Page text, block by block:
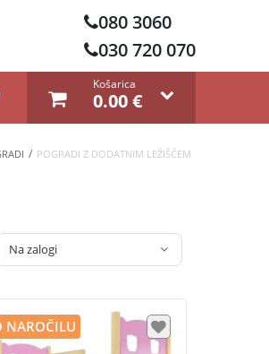
080 3060
030 720 070
Košarica
0.00€
POGRADI Z DODATNIM LEŽIŠČEM
Na zalogi
NAROČILU